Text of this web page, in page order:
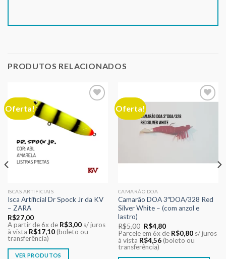
PRODUTOS RELACIONADOS
Oferta!
desejos
ISCAS ARTIFICIAIS
Isca Artificial Dr Spock Jr da KV
– ZARA
R$27,00
A partir de 6x de R$3,00 s/ juros
à vista R$17,10 (boleto ou
transferência)
VER PRODUTOS
Oferta!
CAMARÃO DOA
Camarão DOA 3″DOA/328 Red
Silver White – (com anzol e
lastro)
R$5,00 O
preço
original
era:
R$5,00.
R$4,80O
preço
atual
é:
Parcele em 6x de R$0,80 s/ juros
à vista R$4,56 (boleto ou
transferência)